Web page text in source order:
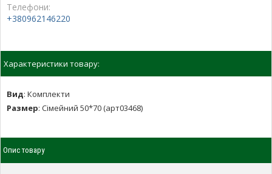
Телефони:
+380962146220
Характеристики товару:
Вид: Комплекти
Размер: Сімейний 50*70 (арт03468)
Опис товару